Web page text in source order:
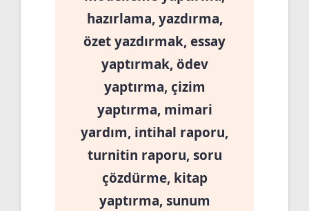
hazırlama, yazdırma,
özet yazdırmak, essay
yaptırmak, ödev
yaptırma, çizim
yaptırma, mimari
yardım, intihal raporu,
turnitin raporu, soru
çözdürme, kitap
yaptırma, sunum